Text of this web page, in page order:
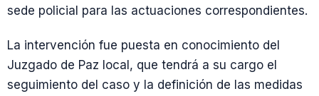
sede policial para las actuaciones correspondientes.
La intervención fue puesta en conocimiento del
Juzgado de Paz local, que tendrá a su cargo el
seguimiento del caso y la definición de las medidas